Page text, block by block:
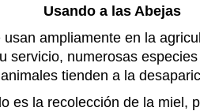
Usando a las Abejas
usan ampliamente en la
servicio, numerosas
animales tienden a la
es la recolección de la miel,